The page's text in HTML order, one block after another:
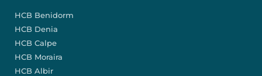
HCB Benidorm
HCB Denia
HCB Calpe
HCB Moraira
HCB Albir